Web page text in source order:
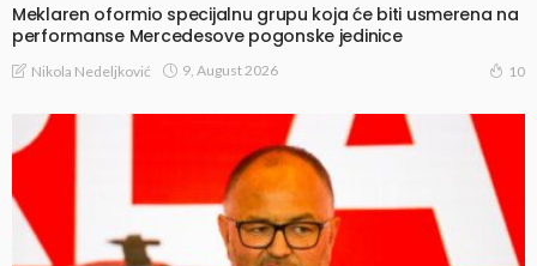
Meklaren oformio specijalnu grupu koja će biti usmerena na
performanse Mercedesove pogonske jedinice
Nikola Nedeljković 9, August 2026 10